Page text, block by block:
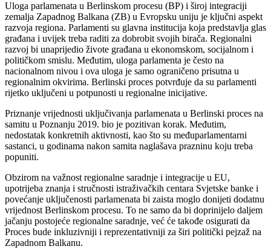
Uloga parlamenata u Berlinskom procesu (BP) i široj integraciji
zemalja Zapadnog Balkana (ZB) u Evropsku uniju je ključni aspekt
razvoja regiona. Parlamenti su glavna institucija koja predstavlja glas
građana i uvijek treba raditi za dobrobit svojih birača. Regionalni
razvoj bi unaprijedio živote građana u ekonomskom, socijalnom i
političkom smislu. Međutim, uloga parlamenta je često na
nacionalnom nivou i ova uloga je samo ograničeno prisutna u
regionalnim okvirima. Berlinski proces potvrđuje da su parlamenti
rijetko uključeni u potpunosti u regionalne inicijative.
Priznanje vrijednosti uključivanja parlamenata u Berlinski proces na
samitu u Poznanju 2019. bio je pozitivan korak. Međutim,
nedostatak konkretnih aktivnosti, kao što su međuparlamentarni
sastanci, u godinama nakon samita naglašava prazninu koju treba
popuniti.
Obzirom na važnost regionalne saradnje i integracije u EU,
upotrijeba znanja i stručnosti istraživačkih centara Svjetske banke i
povećanje uključenosti parlamenata bi zaista moglo donijeti dodatnu
vrijednost Berlinskom procesu. To ne samo da bi doprinijelo daljem
jačanju postojeće regionalne saradnje, već će takođe osigurati da
Proces bude inkluzivniji i reprezentativniji za širi politički pejzaž na
Zapadnom Balkanu.